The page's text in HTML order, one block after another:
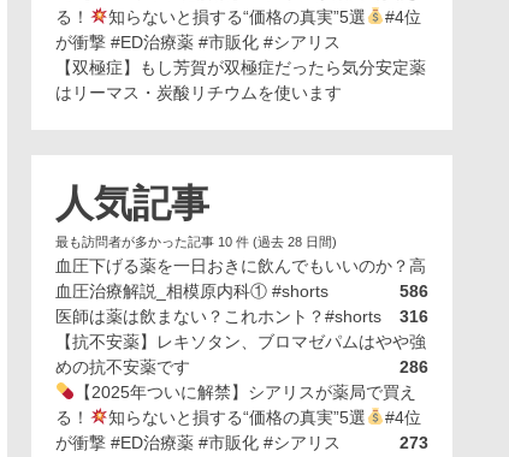
る！
知らないと損する“価格の真実”5選
#4位
が衝撃 #ED治療薬 #市販化 #シアリス
【双極症】もし芳賀が双極症だったら気分安定薬
はリーマス・炭酸リチウムを使います
人気記事
最も訪問者が多かった記事 10 件 (過去 28 日間)
血圧下げる薬を一日おきに飲んでもいいのか？高
血圧治療解説_相模原内科① #shorts
586
医師は薬は飲まない？これホント？#shorts
316
【抗不安薬】レキソタン、ブロマゼパムはやや強
めの抗不安薬です
286
【2025年ついに解禁】シアリスが薬局で買え
る！
知らないと損する“価格の真実”5選
#4位
が衝撃 #ED治療薬 #市販化 #シアリス
273